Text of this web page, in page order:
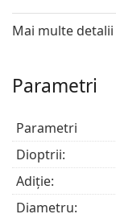
Lentilele de
6 zile /7 nopți,
după a șaptea
proprietăți
Toate lentilele
remarcabil de
vizuale excelente.
Mai multe detalii
Parametri
Parametri
Dioptrii:
Adiție:
Diametru: